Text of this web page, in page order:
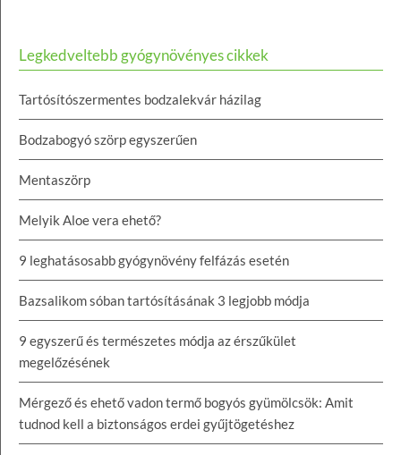
Legkedveltebb gyógynövényes cikkek
Tartósítószermentes bodzalekvár házilag
Bodzabogyó szörp egyszerűen
Mentaszörp
Melyik Aloe vera ehető?
9 leghatásosabb gyógynövény felfázás esetén
Bazsalikom sóban tartósításának 3 legjobb módja
9 egyszerű és természetes módja az érszűkület
megelőzésének
Mérgező és ehető vadon termő bogyós gyümölcsök: Amit
tudnod kell a biztonságos erdei gyűjtögetéshez